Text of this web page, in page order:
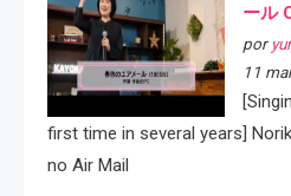
ール
por
11
first time in several years]
no Air Mail